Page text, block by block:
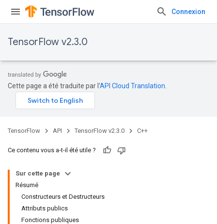
Connexion
TensorFlow v2.3.0
Cette page a été traduite par l'API Cloud Translation
TensorFlow API TensorFlow v2.3.0 C++
Ce contenu vous a-t-il été utile ?
Sur cette page
Résumé
Constructeurs et Destructeurs
Attributs publics
Fonctions publiques